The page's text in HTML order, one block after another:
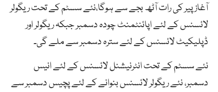
آغاز پیر کی رات آٹھ بجے سے ہوگا،نئے سسٹم کے تحت ریگولر
لائسنس کے لئے اپائنٹمنٹ چودہ دسمبر جبکہ ریگولر اور
ڈپلیکیٹ لائسنس کے لئے سترہ دسمبر سے ملے گی۔
نئے سسٹم کے تحت انٹرنیشنل لائسنس کے لئے انیس
دسمبر، نئے ریگولر لائسنس بنوانے کے لئے پچیس دسمبر سے